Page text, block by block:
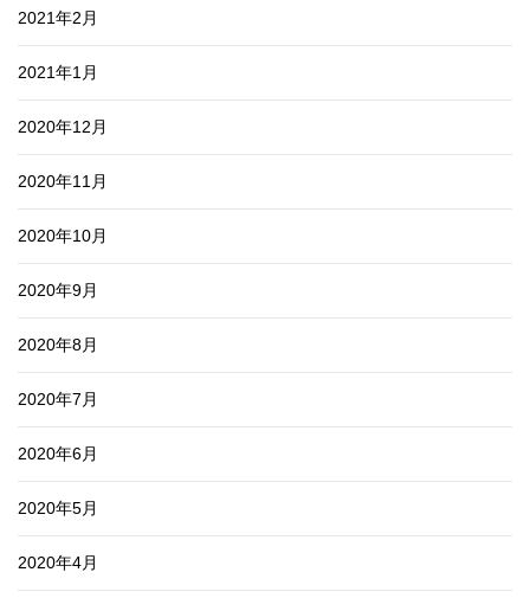
2021年2月
2021年1月
2020年12月
2020年11月
2020年10月
2020年9月
2020年8月
2020年7月
2020年6月
2020年5月
2020年4月